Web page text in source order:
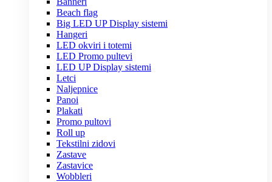
Beach flag
Big LED UP Display sistemi
Hangeri
LED okviri i totemi
LED Promo pultevi
LED UP Display sistemi
Letci
Naljepnice
Panoi
Plakati
Promo pultovi
Roll up
Tekstilni zidovi
Zastave
Zastavice
Wobbleri